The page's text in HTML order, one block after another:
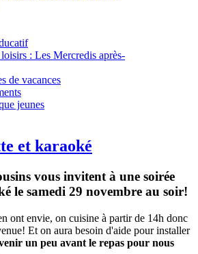
: Les Mercredis après-
de vacances
jeunes
et karaoké
vous invitent à une soirée
le samedi 29 novembre au soir!
ont envie, on cuisine à partir de 14h donc
Et on aura besoin d'aide pour installer
un peu avant le repas pour nous